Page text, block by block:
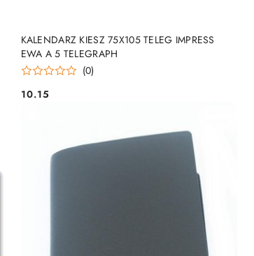
KALENDARZ KIESZ 75X105 TELEG IMPRESS
EWA A 5 TELEGRAPH
(0)
Cena:
10.15
PRODUKT NIEDOSTĘPNY